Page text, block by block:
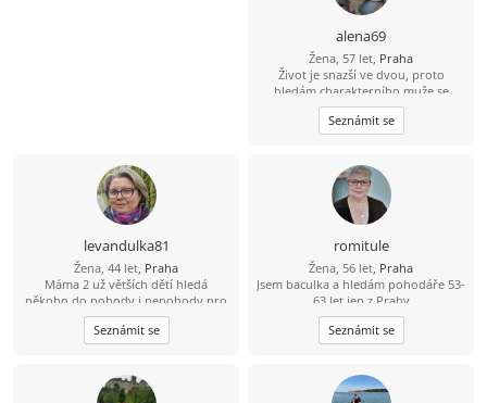
alena69
Žena, 57 let, Praha
Život je snazší ve dvou, proto
hledám charakterního muže se
smyslem pro humor, s kterým si
můžeme být oporou i v době, kdy
nám nebude do smíchu.
Seznámit se
levandulka81
Žena, 44 let, Praha
Máma 2 už větších dětí hledá
někoho do pohody i nepohody pro
nás 3. Jsem poměrně akční, ale umím
i odpočívat. Ráda bych někoho kdo
chce opravdu vztah a nechce trávit
Seznámit se
romitule
Žena, 56 let, Praha
Jsem baculka a hledám pohodáře 53-
63 let jen z Prahy
Seznámit se